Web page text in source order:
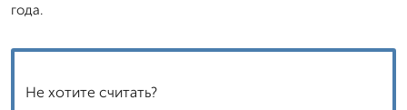
года.
Не хотите считать?